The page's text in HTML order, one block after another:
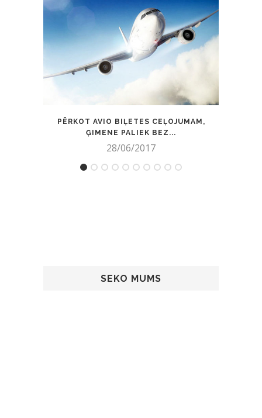
PĒRKOT AVIO BIĻETES CEĻOJUMAM,
ĢIMENE PALIEK BEZ...
28/06/2017
SEKO MUMS